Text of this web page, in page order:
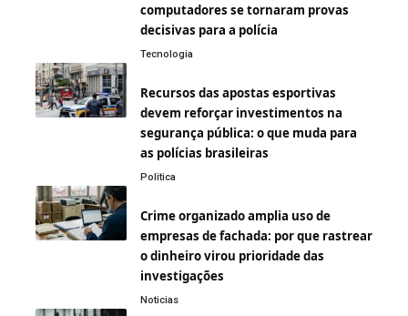
computadores se tornaram provas
decisivas para a polícia
Tecnologia
Recursos das apostas esportivas
devem reforçar investimentos na
segurança pública: o que muda para
as polícias brasileiras
Politica
Crime organizado amplia uso de
empresas de fachada: por que rastrear
o dinheiro virou prioridade das
investigações
Noticias